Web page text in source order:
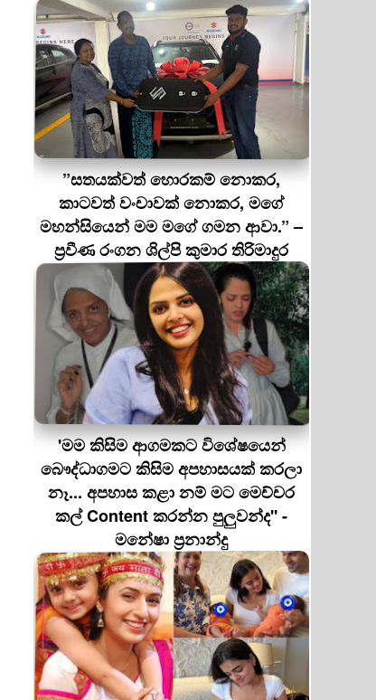
”සතයක්වත් හොරකම් නොකර,
කාටවත් වංචාවක් නොකර, මගේ
මහන්සියෙන් මම මගේ ගමන ආවා.” –
ප්‍රවීණ රංගන ශිල්පි කුමාර තිරිමාදුර
'මම කිසිම ආගමකට විශේෂයෙන්
බෞද්ධාගමට කිසිම අපහාසයක් කරලා
නෑ... අපහාස කළා නම් මට මෙච්චර
කල් Content කරන්න පුලුවන්ද'' -
මනේෂා ප්‍රනාන්දු